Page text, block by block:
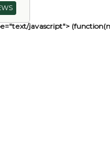
javascript">